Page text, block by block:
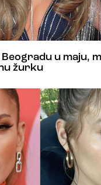
u maju,
žurku